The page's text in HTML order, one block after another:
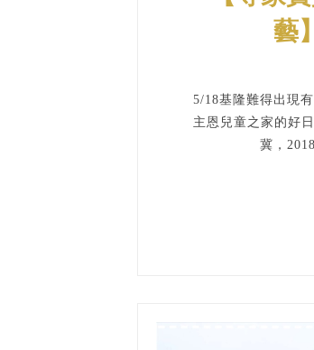
藝
5/18基隆難得出現
主恩兒童之家的好
冀，